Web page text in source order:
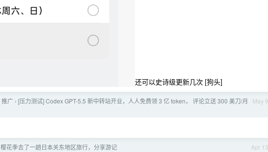
还可以史诗级更新几次 [狗头]
May 9
推广 › [压力测试] Codex GPT-5.5 新中转站开业，人人免费领 3 亿 token， 评论立送 300 美刀/月
Apr 13
樱花季去了一趟日本关东地区旅行，分享游记